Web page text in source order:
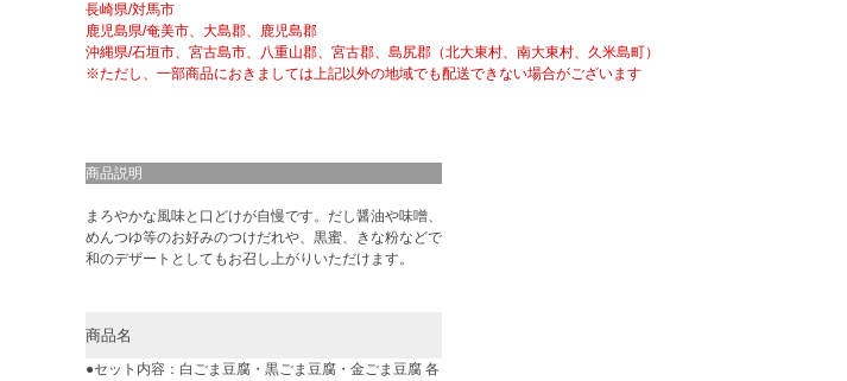
長崎県/対馬市
鹿児島県/奄美市、大島郡、鹿児島郡
沖縄県/石垣市、宮古島市、八重山郡、宮古郡、島尻郡（北大東村、南大東村、久米島町）
※ただし、一部商品におきましては上記以外の地域でも配送できない場合がございます
商品説明
まろやかな風味と口どけが自慢です。だし醤油や味噌、
めんつゆ等のお好みのつけだれや、黒蜜、きな粉などで
和のデザートとしてもお召し上がりいただけます。
商品名
●セット内容：白ごま豆腐・黒ごま豆腐・金ごま豆腐 各